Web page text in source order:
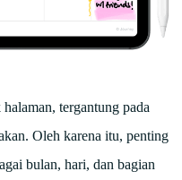
tergantung pada
Oleh karena itu, penting
bulan, hari, dan bagian